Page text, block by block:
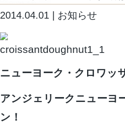
2014.04.01 | お知らせ
ニューヨーク・クロワッ
アンジェリークニューヨ
ン！